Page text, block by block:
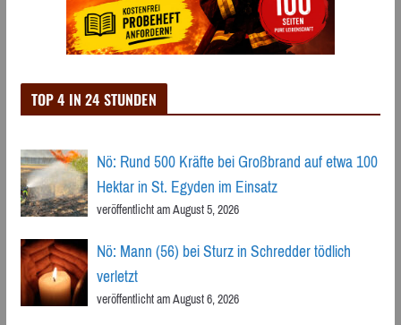
TOP 4 IN 24 STUNDEN
Nö: Rund 500 Kräfte bei Großbrand auf etwa 100
Hektar in St. Egyden im Einsatz
veröffentlicht am August 5, 2026
Nö: Mann (56) bei Sturz in Schredder tödlich
verletzt
veröffentlicht am August 6, 2026